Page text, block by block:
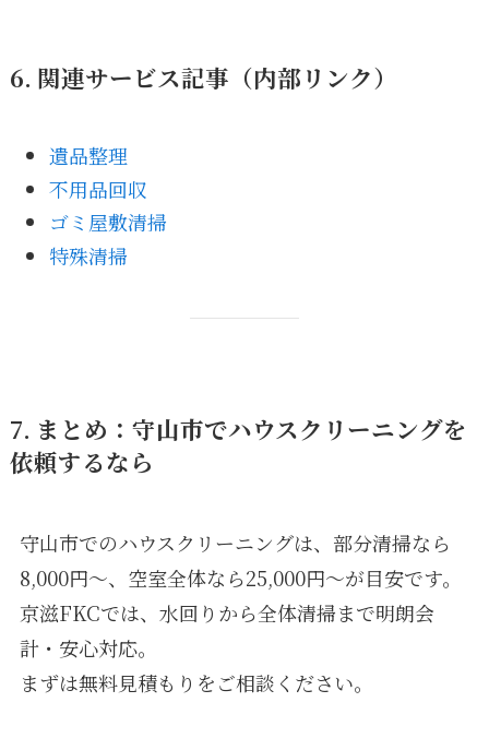
6. 関連サービス記事（内部リンク）
遺品整理
不用品回収
ゴミ屋敷清掃
特殊清掃
7. まとめ：守山市でハウスクリーニングを
依頼するなら
守山市でのハウスクリーニングは、部分清掃なら
8,000円〜、空室全体なら25,000円〜が目安です。
京滋FKCでは、水回りから全体清掃まで明朗会
計・安心対応。
まずは無料見積もりをご相談ください。